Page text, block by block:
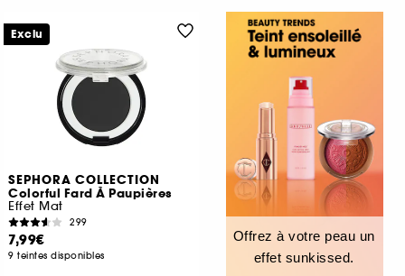
SEPHORA COLLECTION
Colorful Fard À Paupières
Effet Mat
299
7,99€
9 teintes disponibles
Exclu
Offrez à votre peau un
effet sunkissed.